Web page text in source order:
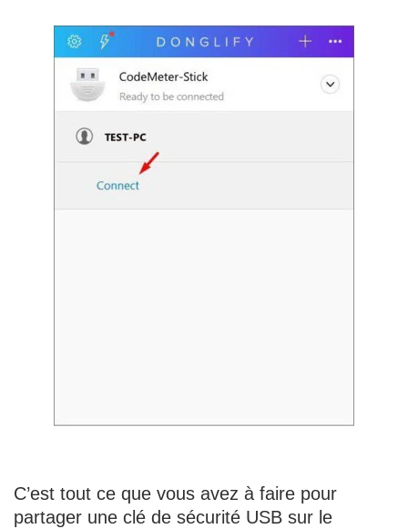
C’est tout ce que vous avez à faire pour
partager une clé de sécurité USB sur le